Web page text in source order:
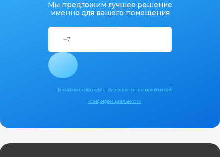
Мы предложим лучшее решение
именно для вашего помещения
Нажимая кнопку вы соглашаетесь с политикой
конфиденциальности